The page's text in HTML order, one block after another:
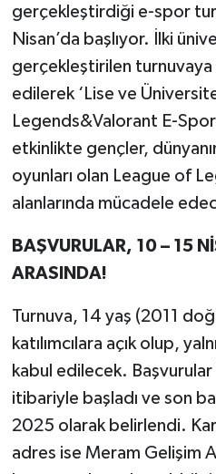
gerçekleştirdiği e-spor
Nisan’da başlıyor. İlki
gerçekleştirilen turnuvaya
edilerek ‘Lise ve
Legends&Valorant E-Spor
etkinlikte gençler,
oyunları olan League of
alanlarında mücadele
BAŞVURULAR, 10 – 15
ARASINDA!
Turnuva, 14 yaş (2011
katılımcılara açık olup,
kabul edilecek.
itibariyle başladı ve son
2025 olarak belirlendi.
adres ise Meram Gelişim